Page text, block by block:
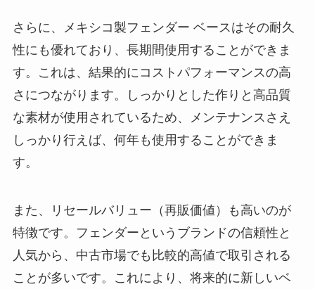
さらに、メキシコ製フェンダー ベースはその耐久
性にも優れており、長期間使用することができま
す。これは、結果的にコストパフォーマンスの高
さにつながります。しっかりとした作りと高品質
な素材が使用されているため、メンテナンスさえ
しっかり行えば、何年も使用することができま
す。
また、リセールバリュー（再販価値）も高いのが
特徴です。フェンダーというブランドの信頼性と
人気から、中古市場でも比較的高値で取引される
ことが多いです。これにより、将来的に新しいベ